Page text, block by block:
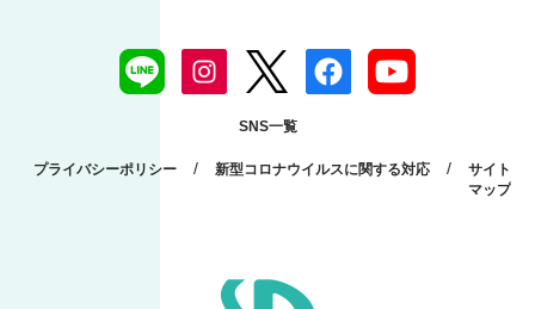
SNS一覧
プライバシーポリシー / 新型コロナウイルスに関する対応 /
サイト
マップ